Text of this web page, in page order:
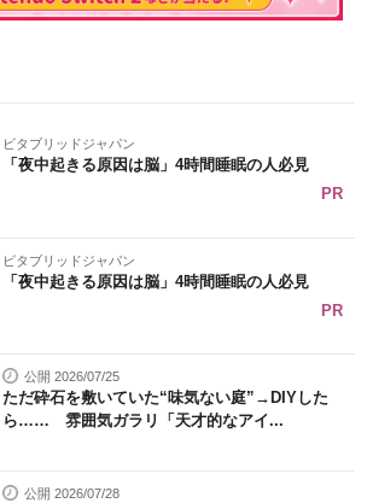
ビタブリッドジャパン
「夜中起きる原因は脳」4時間睡眠の人必見
PR
ビタブリッドジャパン
「夜中起きる原因は脳」4時間睡眠の人必見
PR
公開 2026/07/25
ただ砕石を敷いていた“味気ない庭”→DIYした
ら…… 雰囲気ガラリ「天才的なアイ...
公開 2026/07/28